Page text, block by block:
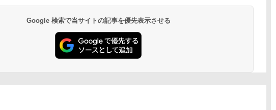
Google 検索で当サイトの記事を優先表示させる